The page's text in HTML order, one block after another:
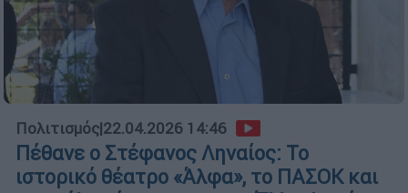
Πολιτισμός|22.04.2026 14:46
Πέθανε ο Στέφανος Ληναίος: Το
ιστορικό θέατρο «Άλφα», το ΠΑΣΟΚ και